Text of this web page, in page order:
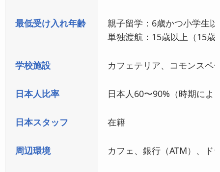
最低受け入れ年齢
親子留学：6歳かつ小学生
単独渡航：15歳以上（15歳
学校施設 カフェテリア、コモンスペ
日本人比率 日本人60〜90%（時期によ
日本スタッフ 在籍
周辺環境 カフェ、銀行（ATM）、ド